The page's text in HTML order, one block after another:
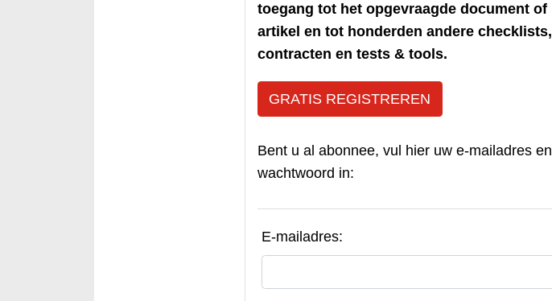
toegang tot het opgevraagde document of
artikel en tot honderden andere checklists,
contracten en tests & tools.
GRATIS REGISTREREN
Bent u al abonnee, vul hier uw e-mailadres en
wachtwoord in:
E-mailadres: